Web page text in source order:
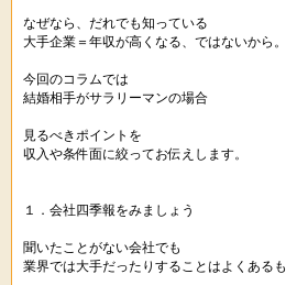
なぜなら、だれでも知っている
大手企業＝年収が高くなる、ではないから。
今回のコラムでは
結婚相手がサラリーマンの場合
見るべきポイントを
収入や条件面に絞ってお伝えします。
１．会社四季報をみましょう
聞いたことがない会社でも
業界では大手だったりすることはよくあるも